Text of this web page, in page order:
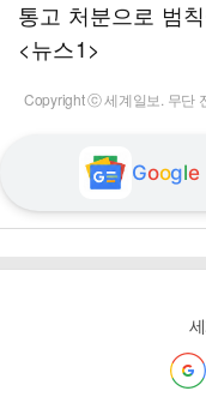
통고 처분으로 범
<뉴스1>
Copyright ⓒ 세계일보. 무단
Google